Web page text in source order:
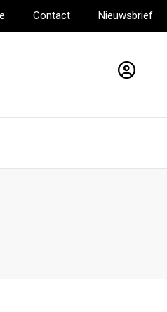
Contact Nieuwsbrief